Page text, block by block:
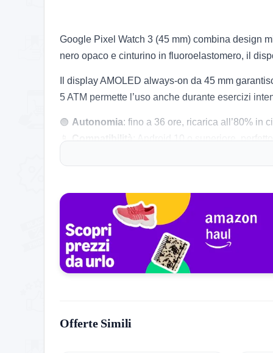
Google Pixel Watch 3 (45 mm) combina design
nero opaco e cinturino in fluoroelastomero, il
Il display AMOLED always-on da 45 mm
5 ATM permette l’uso anche durante esercizi
🟢 Autonomia: fino a 36 ore, ricarica all’80% in
📱Compatibilità: Android 10 o superiore,
: monitoraggio corsa,
💬
Supporto vocale: Google Assistant integrato
🔄
Cinturino sostituibile: praticità per tutte le
Consigli pratici per l’acquisto:
Valuta la dimensione della cassa (45 mm) e il
Scegli il Pixel Watch 3 se desideri
Offerte Simili